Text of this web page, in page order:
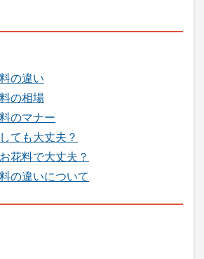
の違い
の相場
のマナー
ても大丈夫？
花料で大丈夫？
の違いについて